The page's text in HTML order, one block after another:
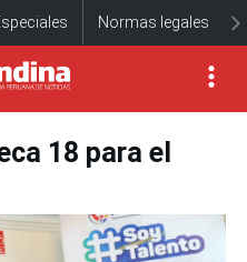
Normas legales
18 para el